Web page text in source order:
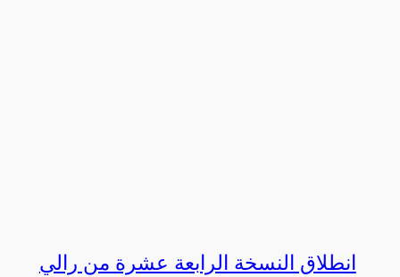
انطلاق النسخة الرابعة عشرة من رالي